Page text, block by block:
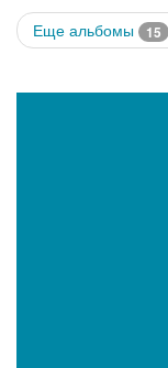
Еще альбомы 15